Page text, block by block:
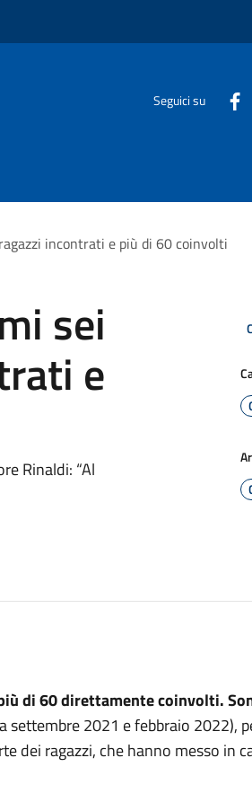
Seguici su
incontrati e più di 60 coinvolti
sei
e
Rinaldi: “Al
di 60 direttamente coinvolti.
settembre 2021 e febbraio 2022),
dei ragazzi, che hanno messo in